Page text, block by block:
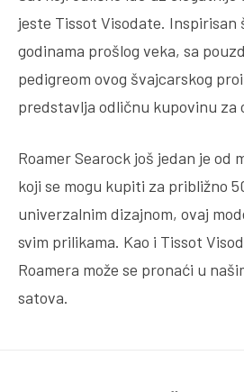
jeste Tissot Visodate. Inspirisan
godinama prošlog veka, sa
pedigreom ovog švajcarskog
predstavlja odličnu kupovinu za
Roamer Searock još jedan je od
koji se mogu kupiti za približno
univerzalnim dizajnom, ovaj
svim prilikama. Kao i Tissot
Roamera može se pronaći u
satova.